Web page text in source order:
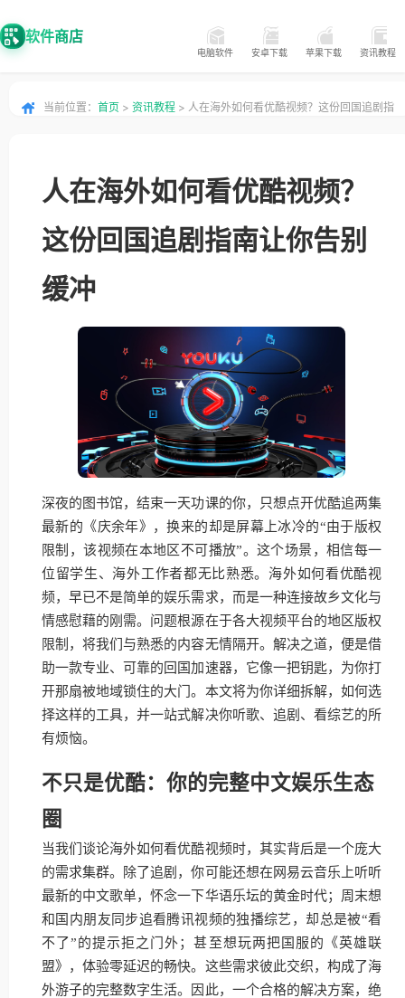
软件商店
电脑软件 安卓下载 苹果下载 资讯教程
当前位置： 首页 > 资讯教程 > 人在海外如何看优酷视频？这份回国追剧指
人在海外如何看优酷视频？
这份回国追剧指南让你告别
缓冲
深夜的图书馆，结束一天功课的你，只想点开优酷追两集
最新的《庆余年》，换来的却是屏幕上冰冷的“由于版权
限制，该视频在本地区不可播放”。这个场景，相信每一
位留学生、海外工作者都无比熟悉。海外如何看优酷视
频，早已不是简单的娱乐需求，而是一种连接故乡文化与
情感慰藉的刚需。问题根源在于各大视频平台的地区版权
限制，将我们与熟悉的内容无情隔开。解决之道，便是借
助一款专业、可靠的回国加速器，它像一把钥匙，为你打
开那扇被地域锁住的大门。本文将为你详细拆解，如何选
择这样的工具，并一站式解决你听歌、追剧、看综艺的所
有烦恼。
不只是优酷：你的完整中文娱乐生态
圈
当我们谈论海外如何看优酷视频时，其实背后是一个庞大
的需求集群。除了追剧，你可能还想在网易云音乐上听听
最新的中文歌单，怀念一下华语乐坛的黄金时代；周末想
和国内朋友同步追看腾讯视频的独播综艺，却总是被“看
不了”的提示拒之门外；甚至想玩两把国服的《英雄联
盟》，体验零延迟的畅快。这些需求彼此交织，构成了海
外游子的完整数字生活。因此，一个合格的解决方案，绝